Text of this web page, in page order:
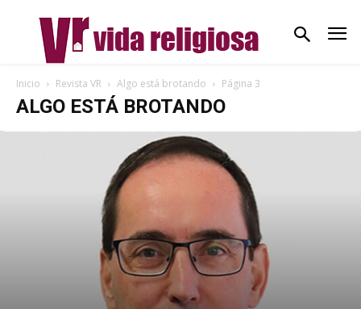
Inicio Revista VR Algo está brotando Página 3
ALGO ESTÁ BROTANDO